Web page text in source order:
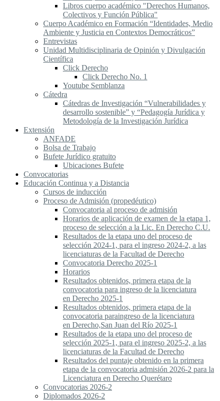
Libros cuerpo académico "Derechos Humanos,
Colectivos y Función Pública"
Cuerpo Académico en Formación “Identidades, Medio
Ambiente y Justicia en Contextos Democráticos”
Entrevistas
Unidad Multidisciplinaria de Opinión y Divulgación
Científica
Click Derecho
Click Derecho No. 1
Youtube Semblanza
Cátedra
Cátedras de Investigación “Vulnerabilidades y
desarrollo sostenible” y “Pedagogía Jurídica y
Metodología de la Investigación Jurídica
Extensión
ANFADE
Bolsa de Trabajo
Bufete Jurídico gratuito
Ubicaciones Bufete
Convocatorias
Educación Continua y a Distancia
Cursos de inducción
Proceso de Admisión (propedéutico)
Convocatoria al proceso de admisión
Horarios de aplicación de examen de la etapa 1,
proceso de selección a la Lic. En Derecho C.U.
Resultados de la etapa uno del proceso de
selección 2024-1, para el ingreso 2024-2, a las
licenciaturas de la Facultad de Derecho
Convocatoria Derecho 2025-1
Horarios
Resultados obtenidos, primera etapa de la
convocatoria para ingreso de la licenciatura
en Derecho 2025-1
Resultados obtenidos, primera etapa de la
convocatoria paraingreso de la licenciatura
en Derecho,San Juan del Río 2025-1
Resultados de la etapa uno del proceso de
selección 2025-1, para el ingreso 2025-2, a las
licenciaturas de la Facultad de Derecho
Resultados del puntaje obtenido en la primera
etapa de la convocatoria admisión 2026-2 para la
Licenciatura en Derecho Querétaro
Convocatorias 2026-2
Diplomados 2026-2